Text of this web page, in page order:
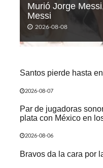
Murió Jorge
Messi
2026-08-08
Santos pierde hasta
2026-08-07
Par de jugadoras
plata con México en
2026-08-06
Bravos da la cara por